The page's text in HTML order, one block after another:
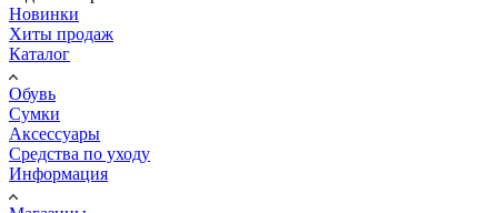
Обувь
Сумки
Аксессуары
Средства по уходу
Информация
Магазины
Доставка и оплата
Возврат